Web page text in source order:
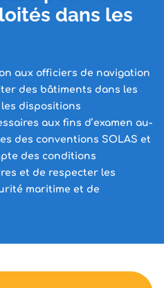
dans les
aux officiers de navigation
des bâtiments dans les
dispositions
aux fins d’examen au-
des conventions SOLAS et
des conditions
et de respecter les
maritime et de